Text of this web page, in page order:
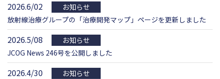
2026.6/02
お知らせ
放射線治療グループの「治療開発マップ」ページを更新しました
2026.5/08
お知らせ
JCOG News 246号を公開しました
2026.4/30
お知らせ